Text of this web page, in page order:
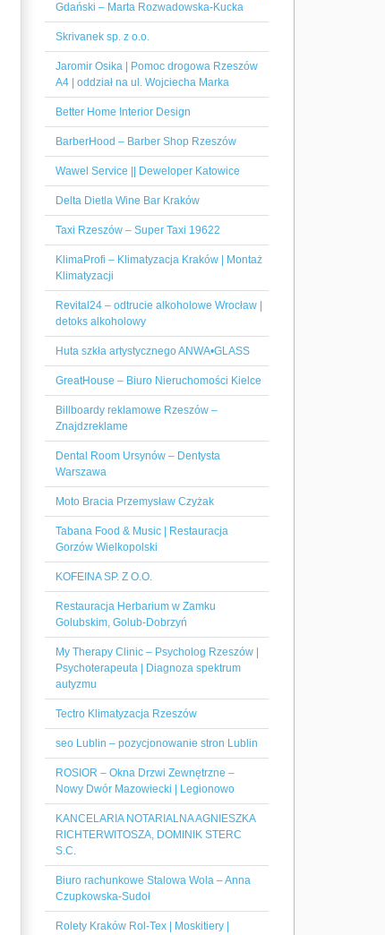
Gdański – Marta Rozwadowska-Kucka
Skrivanek sp. z o.o.
Jaromir Osika | Pomoc drogowa Rzeszów
A4 | oddział na ul. Wojciecha Marka
Better Home Interior Design
BarberHood – Barber Shop Rzeszów
Wawel Service || Deweloper Katowice
Delta Dietla Wine Bar Kraków
Taxi Rzeszów – Super Taxi 19622
KlimaProfi – Klimatyzacja Kraków | Montaż
Klimatyzacji
Revital24 – odtrucie alkoholowe Wrocław |
detoks alkoholowy
Huta szkła artystycznego ANWA•GLASS
GreatHouse – Biuro Nieruchomości Kielce
Billboardy reklamowe Rzeszów –
Znajdzreklame
Dental Room Ursynów – Dentysta
Warszawa
Moto Bracia Przemysław Czyżak
Tabana Food & Music | Restauracja
Gorzów Wielkopolski
KOFEINA SP. Z O.O.
Restauracja Herbarium w Zamku
Golubskim, Golub-Dobrzyń
My Therapy Clinic – Psycholog Rzeszów |
Psychoterapeuta | Diagnoza spektrum
autyzmu
Tectro Klimatyzacja Rzeszów
seo Lublin – pozycjonowanie stron Lublin
ROSIOR – Okna Drzwi Zewnętrzne –
Nowy Dwór Mazowiecki | Legionowo
KANCELARIA NOTARIALNA AGNIESZKA
RICHTERWITOSZA, DOMINIK STERC
S.C.
Biuro rachunkowe Stalowa Wola – Anna
Czupkowska-Sudoł
Rolety Kraków Rol-Tex | Moskitiery |